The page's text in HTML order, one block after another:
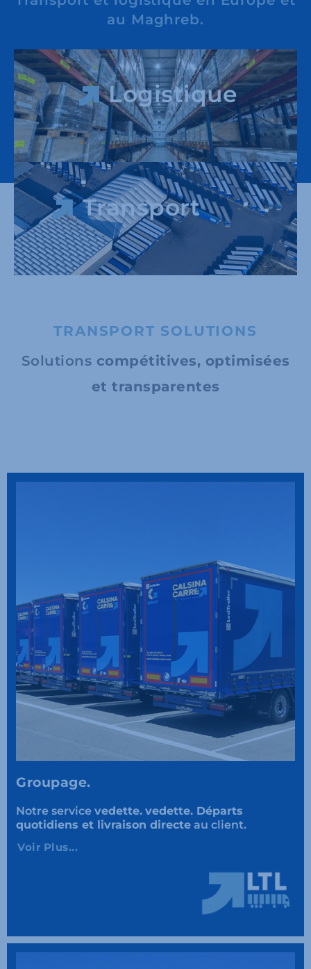
Transport
Logistique
au Maghreb.
TRANSPORT SOLUTIONS
Solutions compétitives, optimisées
et transparentes
Groupage.
Notre service vedette. vedette. Départs
quotidiens et livraison directe au client.
Voir Plus...